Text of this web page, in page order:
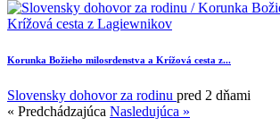
Korunka Božieho milosrdenstva a Krížová cesta z...
Slovensky dohovor za rodinu pred 2 dňami
« Predchádzajúca Nasledujúca »